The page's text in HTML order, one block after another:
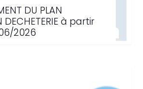
DU PLAN
DECHETERIE à partir
2026